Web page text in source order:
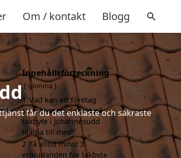
Om / kontakt Blogg
får du det enklaste och säkraste
Innehållsförteckning
gömma
1 Vad kan ett företag
som är specialiserat på
takbyte i Johannesudd
hjälpa till med?
2 Få alltid minst 3
erbjudanden för takbyte